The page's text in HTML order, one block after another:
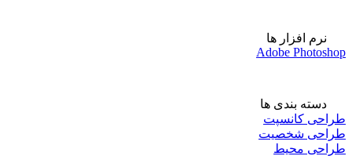
نرم افزار ها
Adobe Photoshop
دسته بندی ها
طراحی کانسپت
طراحی شخصیت
طراحی محیط